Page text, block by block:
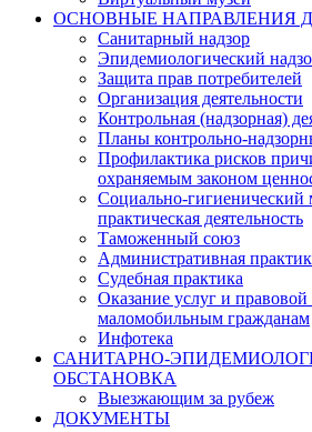
ОСНОВНЫЕ НАПРАВЛЕНИЯ
Санитарный надзор
Эпидемиологический
Защита прав потребителей
Организация деятельности
Контрольная (надзорная)
Планы контрольно-
Профилактика рисков
охраняемым законом
Социально-гигиенический
практическая деятельность
Таможенный союз
Административная
Судебная практика
Оказание услуг и
маломобильным гражданам
Инфотека
САНИТАРНО-
ОБСТАНОВКА
Выезжающим за рубеж
ДОКУМЕНТЫ